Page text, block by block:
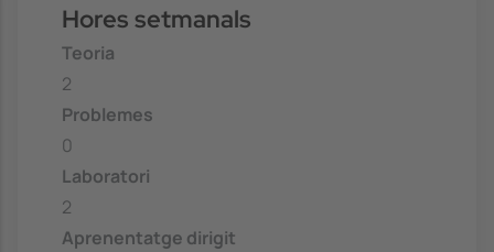
Hores setmanals
Teoria
2
Problemes
0
Laboratori
2
Aprenentatge dirigit